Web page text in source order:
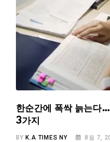
한순간에 폭싹 늙는다…
3가지
BY K.A TIMES NY 8월 7,